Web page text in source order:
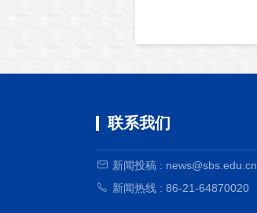
联系我们
新闻投稿 : news@sbs.edu.cn
新闻热线 : 86-21-64870020